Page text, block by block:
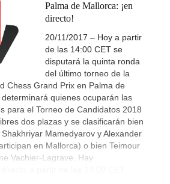
Palma de Mallorca: ¡en
directo!
20/11/2017 – Hoy a partir
de las 14:00 CET se
disputará la quinta ronda
del último torneo de la
Chess Grand Prix en Palma de
quienes ocuparán las
para el Torneo de Candidatos 2018
dos plazas y se clasificarán bien
Mamedyarov y Alexander
en Mallorca) o bien Teimour
Vachier-Lagrave. Hay